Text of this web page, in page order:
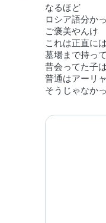
なるほど
ロシア語分か
ご褒美やんけ
これは正直に
墓場まで持っ
昔会ってた子
普通はアーリ
そうじゃなか